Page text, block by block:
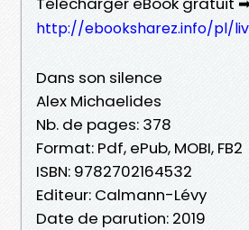
http://ebooksharez.info/pl/
Dans son silence
Alex Michaelides
Nb. de pages: 378
Format: Pdf, ePub, MOBI, FB2
ISBN: 9782702164532
Editeur: Calmann-Lévy
Date de parution: 2019